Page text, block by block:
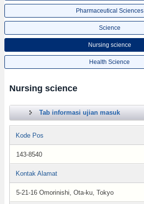
Pharmaceutical Sciences
Science
Nursing science
Health Science
Nursing science
Tab informasi ujian masuk
Kode Pos
143-8540
Kontak Alamat
5-21-16 Omorinishi, Ota-ku, Tokyo